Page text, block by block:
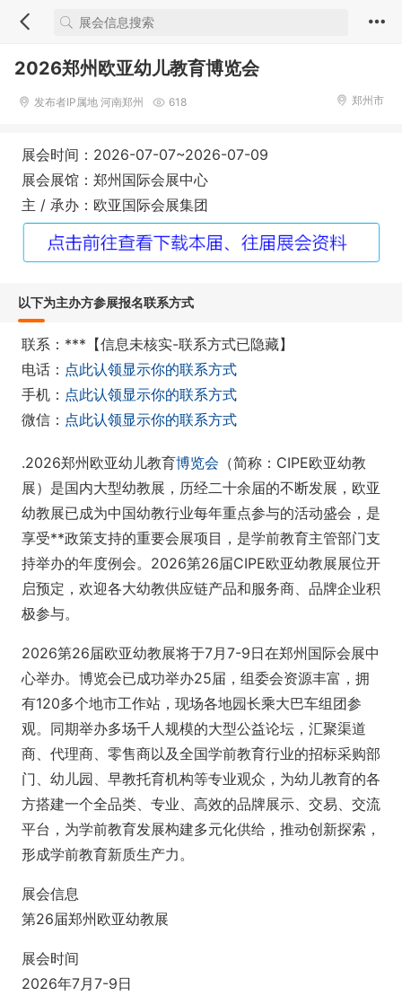
2026郑州欧亚幼儿教育博览会
发布者IP属地 河南郑州 618 郑州市
展会时间：2026-07-07~2026-07-09
展会展馆：郑州国际会展中心
主 / 承办：欧亚国际会展集团
以下为主办方参展报名联系方式
联系：***【信息未核实-联系方式已隐藏】
电话： 点此认领显示你的联系方式
手机： 点此认领显示你的联系方式
微信： 点此认领显示你的联系方式
.2026郑州欧亚幼儿教育博览会 （简称：CIPE欧亚幼教
展）是国内大型幼教展，历经二十余届的不断发展，欧亚
幼教展已成为中国幼教行业每年重点参与的活动盛会，是
享受**政策支持的重要会展项目，是学前教育主管部门支
持举办的年度例会。2026第26届CIPE欧亚幼教展展位开
启预定，欢迎各大幼教供应链产品和服务商、品牌企业积
极参与。
2026第26届欧亚幼教展将于7月7-9日在郑州国际会展中
心举办。博览会已成功举办25届，组委会资源丰富，拥
有120多个地市工作站，现场各地园长乘大巴车组团参
观。同期举办多场千人规模的大型公益论坛，汇聚渠道
商、代理商、零售商以及全国学前教育行业的招标采购部
门、幼儿园、早教托育机构等专业观众，为幼儿教育的各
方搭建一个全品类、专业、高效的品牌展示、交易、交流
平台，为学前教育发展构建多元化供给，推动创新探索，
形成学前教育新质生产力。
展会信息
第26届郑州欧亚幼教展
展会时间
2026年7月7-9日